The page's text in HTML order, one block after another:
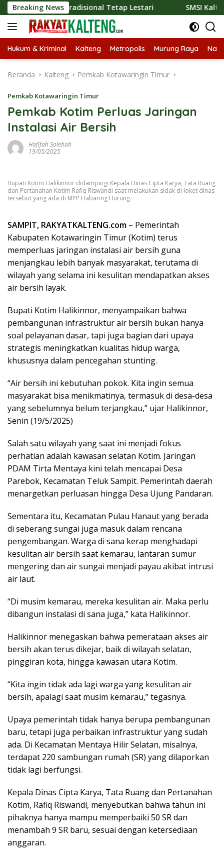
Langsung
ke
konten
Breaking News
Kuliner Tradisional Tetap Lestari SMSI Kalteng
Hukum & Kriminal Kalteng Metropolis Murung Raya
Beranda Kalteng Pemkab Kotawaringin Timur
Pemkab Kotawaringin Timur
Pemkab Kotim Perluas Jaringan
Instalasi Air Bersih
Hafifah Solehah
19/05/2025
Bupati Kotim Halikinnor didampingi Kepala Dinas Cipta Karya, Tata Ruang
dan Pertanahan Kotim Rafiq Riswandi saat melakukan sidak di loket dinas
tersebut yang ada di MPP Habaring Hurung.
SAMPIT, RAKYATKALTENG.com – Pemerintah
Kabupaten Kotawaringin Timur (Kotim) terus
memperluas jaringan instalasi air bersih guna
menjangkau lebih banyak masyarakat, terutama di
wilayah yang selama ini kesulitan mendapatkan akses
air bersih layak.
Bupati Kotim Halikinnor, menyampaikan bahwa
pembangunan infrastruktur air bersih bukan hanya
soal pelayanan dasar, tapi juga bagian dari upaya
strategis meningkatkan kualitas hidup warga,
khususnya dalam pencegahan stunting.
“Air bersih ini kebutuhan pokok. Kita ingin semua
masyarakat bisa menikmatinya, termasuk di desa-desa
yang sebelumnya belum terjangkau,” ujar Halikinnor,
Senin (19/5/2025)
Salah satu wilayah yang saat ini menjadi fokus
perhatian adalah kawasan selatan Kotim. Jaringan
PDAM Tirta Mentaya kini telah mencapai Desa
Parebok, Kecamatan Teluk Sampit. Pemerintah daerah
menargetkan perluasan hingga Desa Ujung Pandaran.
Sementara itu, Kecamatan Pulau Hanaut yang berada
di seberang sungai juga masuk dalam rencana
pengembangan. Warga di sana kerap menghadapi
kesulitan air bersih saat kemarau, lantaran sumur
mengering dan air sungai menjadi payau akibat intrusi
air laut.
“Di musim kemarau, mereka kesulitan air. Maka perlu
dibangun instalasi di sana juga,” kata Halikinnor.
Halikinnor menegaskan bahwa pemerataan akses air
bersih akan terus dikejar, baik di wilayah selatan,
pinggiran kota, hingga kawasan utara Kotim.
“Kita ingin tidak ada lagi warga yang kesulitan air
bersih, apalagi saat musim kemarau,” tegasnya.
Upaya pemerintah tidak hanya berupa pembangunan
baru, tetapi juga perbaikan infrastruktur yang sudah
ada. Di Kecamatan Mentaya Hilir Selatan, misalnya,
terdapat 220 sambungan rumah (SR) yang dilaporkan
tidak lagi berfungsi.
Kepala Dinas Cipta Karya, Tata Ruang dan Pertanahan
Kotim, Rafiq Riswandi, menyebutkan bahwa tahun ini
pihaknya hanya mampu memperbaiki 50 SR dan
menambah 9 SR baru, sesuai dengan ketersediaan
anggaran.